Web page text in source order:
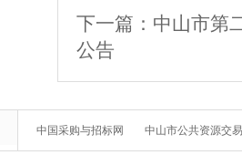
下一篇： 中山市第
公告
中国采购与招标网 中山市公共资源交